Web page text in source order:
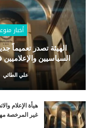
أخبار
الهيئة تصدر تعميماً
السياسيين
علي الطائي
هيأة الإعلام
غير المرخصة